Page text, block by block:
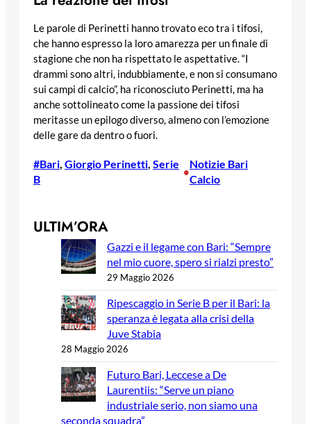
Le parole di Perinetti hanno trovato eco tra i tifosi,
che hanno espresso la loro amarezza per un finale di
stagione che non ha rispettato le aspettative. “I
drammi sono altri, indubbiamente, e non si consumano
sui campi di calcio”, ha riconosciuto Perinetti, ma ha
anche sottolineato come la passione dei tifosi
meritasse un epilogo diverso, almeno con l’emozione
delle gare da dentro o fuori.
#Bari Giorgio Perinetti Serie
B
•
Notizie Bari
Calcio
ULTIM’ORA
Gazzi e il legame con Bari: “Sempre
nel mio cuore, spero si rialzi presto”
29 Maggio 2026
Ripescaggio in Serie B per il Bari: la
speranza è legata alla crisi della
Juve Stabia
28 Maggio 2026
Futuro Bari, Leccese a De
Laurentiis: “Serve un piano
industriale serio, non siamo una
seconda squadra”